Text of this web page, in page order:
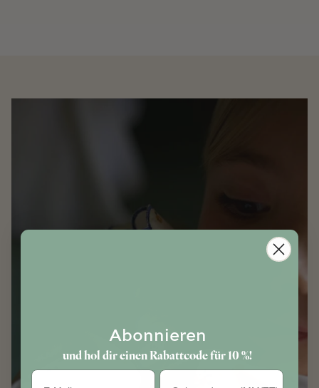
Abonnieren
und hol dir einen Rabattcode für 10 %!
Geburtstag